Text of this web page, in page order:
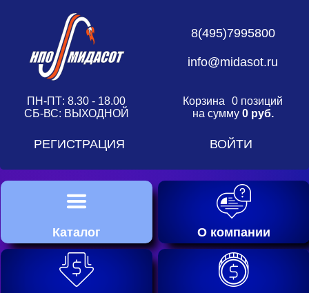
8(495)7995800
info@midasot.ru
ПН-ПТ: 8.30 - 18.00
СБ-ВС: ВЫХОДНОЙ
Корзина
0 позиций
на сумму 0 руб.
РЕГИСТРАЦИЯ ВОЙТИ
Каталог О компании